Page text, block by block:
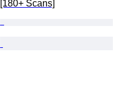
[180+ Scans]